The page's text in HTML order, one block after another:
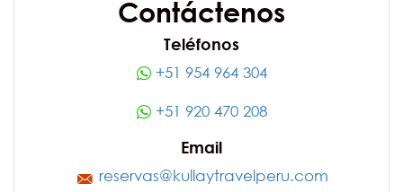
Contáctenos
Teléfonos
+51 954 964 304
+51 920 470 208
Email
reservas@kullaytravelperu.com